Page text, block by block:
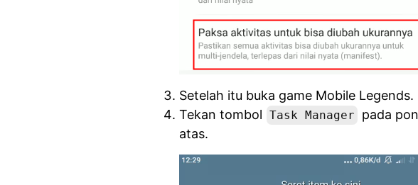
Setelah itu buka game Mobile Legends.
Tekan tombol Task Manager
pada
atas.